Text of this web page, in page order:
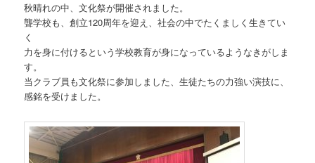
秋晴れの中、文化祭が開催されました。
聾学校も、創立120周年を迎え、社会の中でたくましく生きてい
く
力を身に付けるという学校教育が身になっているようなきがしま
す。
当クラブ員も文化祭に参加しました、生徒たちの力強い演技に、
感銘を受けました。